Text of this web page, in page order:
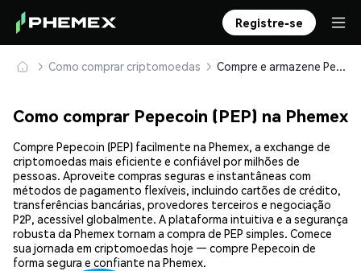
Registre-se
Como comprar criptomoedas Compre e armazene Pepecoin (PEP) com segurança
Como comprar Pepecoin (PEP) na Phemex
Compre Pepecoin (PEP) facilmente na Phemex, a exchange de
criptomoedas mais eficiente e confiável por milhões de
pessoas. Aproveite compras seguras e instantâneas com
métodos de pagamento flexíveis, incluindo cartões de crédito,
transferências bancárias, provedores terceiros e negociação
P2P, acessível globalmente. A plataforma intuitiva e a segurança
robusta da Phemex tornam a compra de PEP simples. Comece
sua jornada em criptomoedas hoje — compre Pepecoin de
forma segura e confiante na Phemex.